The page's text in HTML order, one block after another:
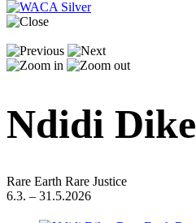
Ndidi Dike
Rare Earth Rare Justice
6.3. – 31.5.2026